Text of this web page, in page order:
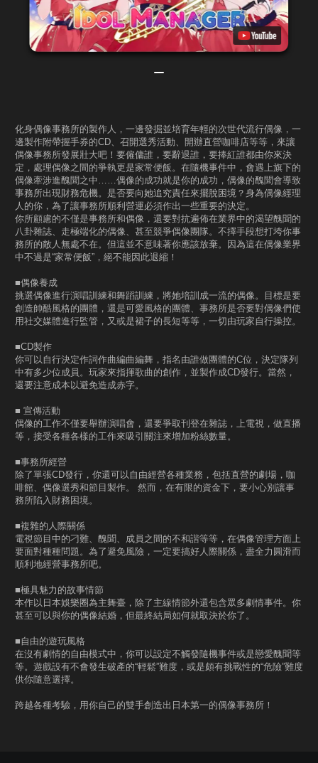
化身偶像事務所的製作人，一邊發掘並培育年輕的次世代流行偶像，一
邊製作附帶握手券的CD、召開選秀活動、開辦直營咖啡店等等，來讓
偶像事務所發展壯大吧！要僱傭誰，要辭退誰，要捧紅誰都由你來決
定，處理偶像之間的爭執更是家常便飯。在隨機事件中，會遇上旗下的
偶像牽涉進醜聞之中……偶像的成功就是你的成功，偶像的醜聞會導致
事務所出現財務危機。是否要向她追究責任來擺脫困境？身為偶像經理
人的你，為了讓事務所順利營運必須作出一些重要的決定。
你所顧慮的不僅是事務所和偶像，還要對抗遍佈在業界中的渴望醜聞的
八卦雜誌、走極端化的偶像、甚至競爭偶像團隊。不擇手段想打垮你事
務所的敵人無處不在。但這並不意味著你應該放棄。因為這在偶像業界
中不過是“家常便飯”，絕不能因此退縮！
■偶像養成
挑選偶像進行演唱訓練和舞蹈訓練，將她培訓成一流的偶像。目標是要
創造帥酷風格的團體，還是可愛風格的團體、事務所是否要對偶像們使
用社交媒體進行監管，又或是裙子的長短等等，一切由玩家自行操控。
■CD製作
你可以自行決定作詞作曲編曲編舞，指名由誰做團體的C位，決定隊列
中有多少位成員。玩家來指揮歌曲的創作，並製作成CD發行。當然，
還要注意成本以避免造成赤字。
■ 宣傳活動
偶像的工作不僅要舉辦演唱會，還要爭取刊登在雜誌，上電視，做直播
等，接受各種各樣的工作來吸引關注來增加粉絲數量。
■事務所經營
除了單張CD發行，你還可以自由經營各種業務，包括直營的劇場，咖
啡館、偶像選秀和節目製作。 然而，在有限的資金下，要小心別讓事
務所陷入財務困境。
■複雜的人際關係
電視節目中的刁難、醜聞、成員之間的不和諧等等，在偶像管理方面上
要面對種種問題。為了避免風險，一定要搞好人際關係，盡全力圓滑而
順利地經營事務所吧。
■極具魅力的故事情節
本作以日本娛樂圈為主舞臺，除了主線情節外還包含眾多劇情事件。你
甚至可以與你的偶像結婚，但最終結局如何就取決於你了。
■自由的遊玩風格
在沒有劇情的自由模式中，你可以設定不觸發隨機事件或是戀愛醜聞等
等。遊戲設有不會發生破產的“輕鬆”難度，或是頗有挑戰性的“危險”難度
供你隨意選擇。
跨越各種考驗，用你自己的雙手創造出日本第一的偶像事務所！